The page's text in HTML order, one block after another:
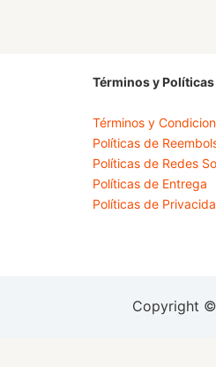
Términos y Políticas
Términos y
Políticas de
Políticas de Redes
Políticas de Entrega
Políticas de
Copyright